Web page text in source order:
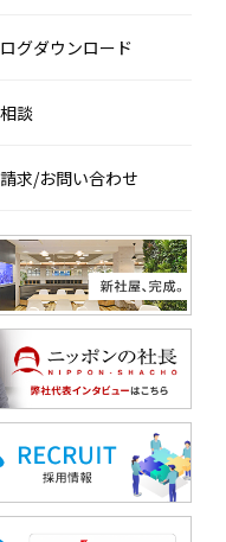
グダウンロード
談
求/お問い合わせ